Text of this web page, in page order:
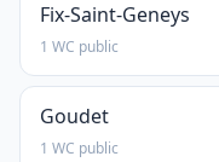
Fix-Saint-Geneys
1 WC public
Goudet
1 WC public